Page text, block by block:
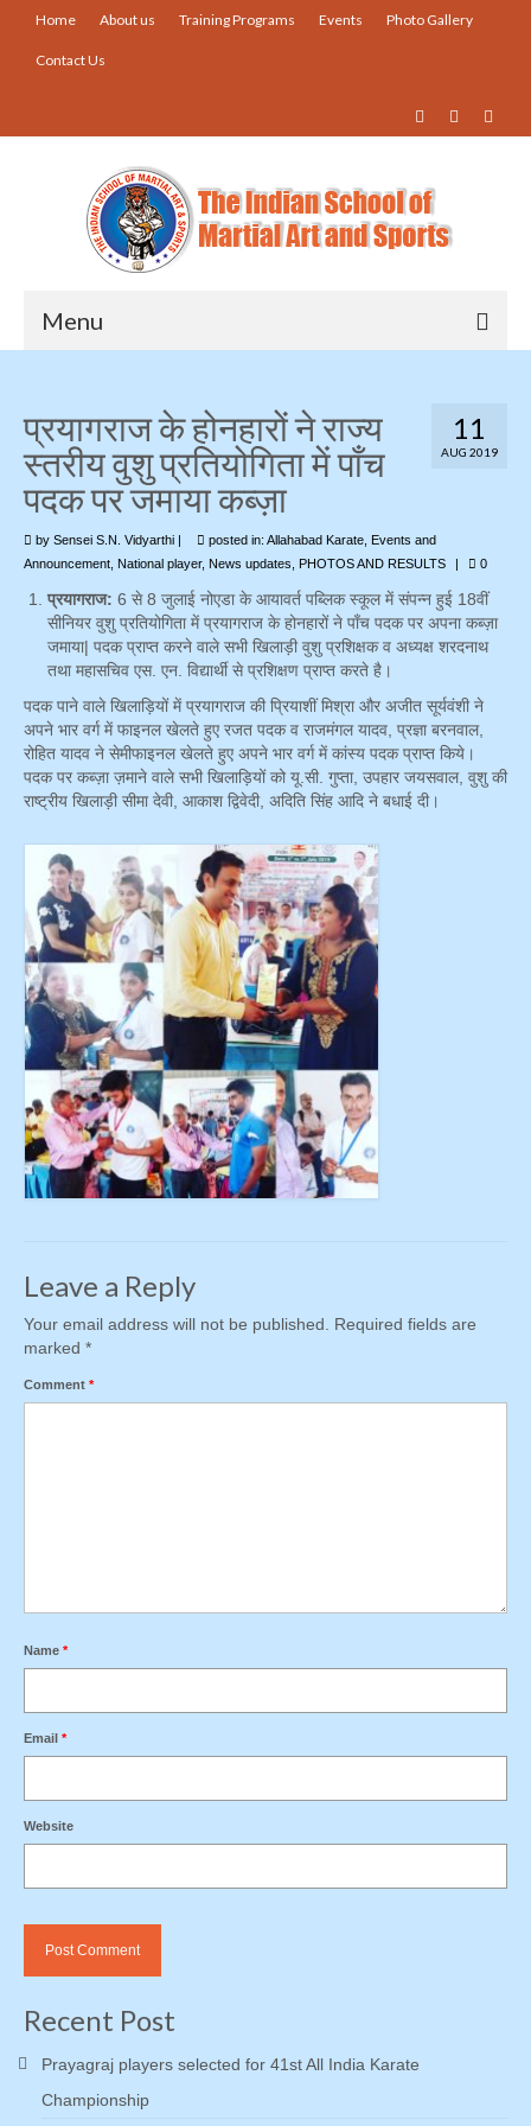
Home About us Training Programs Events Photo Gallery
Contact Us
Menu
About us
Training Programs
Events
Contact Us
11
AUG 2019
प्रयागराज के होनहारों ने राज्य
स्तरीय वुशु प्रतियोगिता में पाँच
पदक पर जमाया कब्ज़ा
by Sensei S.N. Vidyarthi posted in: Allahabad Karate
Events and
Announcement National player, News updates PHOTOS AND RESULTS 0
प्रयागराज: 6 से 8 जुलाई नोएडा के आयावर्त पब्लिक स्कूल में संपन्न हुई 18वीं
सीनियर वुशु प्रतियोगिता में प्रयागराज के होनहारों ने पाँच पदक पर अपना कब्ज़ा
जमाया| पदक प्राप्त करने वाले सभी खिलाड़ी वुशु प्रशिक्षक व अध्यक्ष शरदनाथ
तथा महासचिव एस. एन. विद्यार्थी से प्रशिक्षण प्राप्त करते है।
पदक पाने वाले खिलाड़ियों में प्रयागराज की प्रियाशीं मिश्रा और अजीत सूर्यवंशी ने
अपने भार वर्ग में फाइनल खेलते हुए रजत पदक व राजमंगल यादव, प्रज्ञा बरनवाल,
रोहित यादव ने सेमीफाइनल खेलते हुए अपने भार वर्ग में कांस्य पदक प्राप्त किये।
पदक पर कब्ज़ा ज़माने वाले सभी खिलाड़ियों को यू.सी. गुप्ता, उपहार जयसवाल, वुशु की
राष्ट्रीय खिलाड़ी सीमा देवी, आकाश द्विवेदी, अदिति सिंह आदि ने बधाई दी।
Leave a Reply
Your email address will not be published. Required fields are
marked *
Comment *
Name *
Email *
Website
Recent Post
Prayagraj players selected for 41st All India Karate
Championship